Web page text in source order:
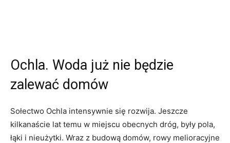
Ochla. Woda już nie będzie
zalewać domów
Sołectwo Ochla intensywnie się rozwija. Jeszcze
kilkanaście lat temu w miejscu obecnych dróg, były pola,
łąki i nieużytki. Wraz z budową domów, rowy melioracyjne